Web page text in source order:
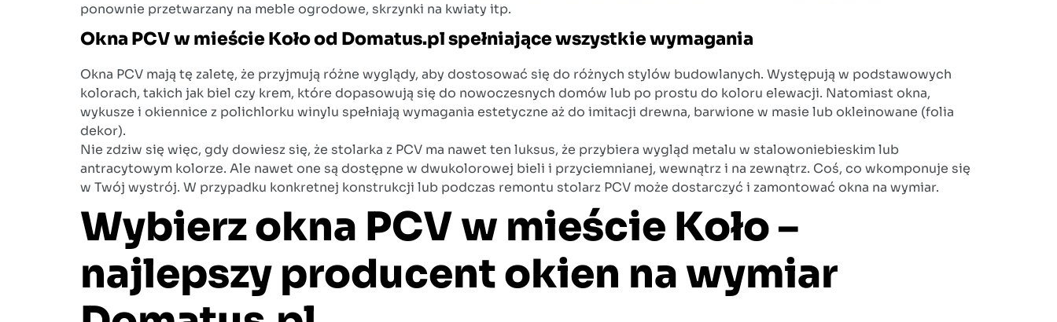
ponownie przetwarzany na meble ogrodowe, skrzynki na kwiaty itp.
Okna PCV w mieście Koło od Domatus.pl spełniające wszystkie wymagania
Okna PCV mają tę zaletę, że przyjmują różne wyglądy, aby dostosować się do różnych stylów budowlanych. Występują w podstawowych
kolorach, takich jak biel czy krem, które dopasowują się do nowoczesnych domów lub po prostu do koloru elewacji. Natomiast okna,
wykusze i okiennice z polichlorku winylu spełniają wymagania estetyczne aż do imitacji drewna, barwione w masie lub okleinowane (folia
dekor).
Nie zdziw się więc, gdy dowiesz się, że stolarka z PCV ma nawet ten luksus, że przybiera wygląd metalu w stalowoniebieskim lub
antracytowym kolorze. Ale nawet one są dostępne w dwukolorowej bieli i przyciemnianej, wewnątrz i na zewnątrz. Coś, co wkomponuje się
w Twój wystrój. W przypadku konkretnej konstrukcji lub podczas remontu stolarz PCV może dostarczyć i zamontować okna na wymiar.
Wybierz okna PCV w mieście Koło –
najlepszy producent okien na wymiar